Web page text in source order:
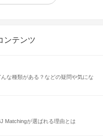
ンテンツ
な種類がある？などの疑問や気にな
Matchingが選ばれる理由とは